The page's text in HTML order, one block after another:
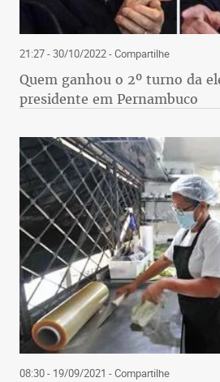
21:27 - 30/10/2022- Compartilhe
Quem ganhou o 2º turno da
presidente em Pernambuco
08:30 - 19/09/2021 - Compartilhe